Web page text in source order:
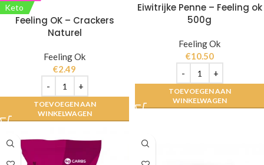
Keto
Feeling OK – Crackers
Naturel
Feeling Ok
€2.49
TOEVOEGEN AAN
WINKELWAGEN
Eiwitrijke Penne – Feeling ok
500g
Feeling Ok
€10.50
TOEVOEGEN AAN
WINKELWAGEN